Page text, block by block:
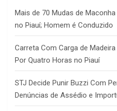
Mais de 70 Mudas de
no Piauí; Homem é Conduzido
Carreta Com Carga de
Por Quatro Horas no Piauí
STJ Decide Punir Buzzi Com
Denúncias de Assédio e